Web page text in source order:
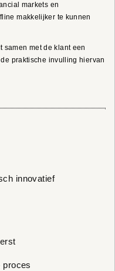
markets en
makkelijker te kunnen
samen met de klant een
praktische invulling hiervan
innovatief
proces